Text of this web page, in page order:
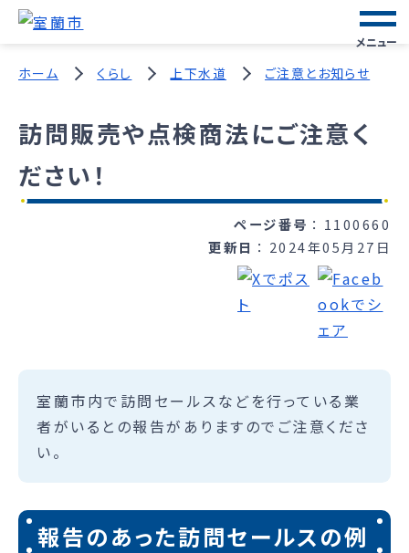
メニュー
ホーム くらし 上下水道 ご注意とお知らせ
訪問販売や点検商法にご注意く
ださい！
ページ番号
1100660
更新日
2024年05月27日
室蘭市内で訪問セールスなどを行っている業
者がいるとの報告がありますのでご注意くださ
い。
報告のあった訪問セールスの例